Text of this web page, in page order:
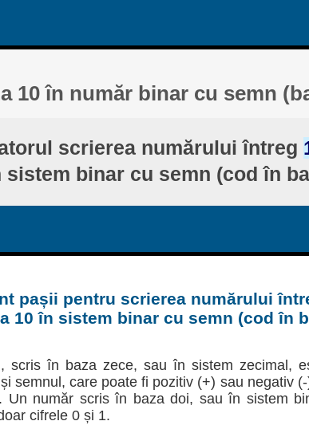
10 în număr binar cu semn
scrierea numărului întreg
sistem binar cu semn (cod în
pașii pentru scrierea numărului
10 în sistem binar cu semn (cod în
scris în baza zece, sau în sistem zecimal,
semnul, care poate fi pozitiv (+) sau negativ
Un număr scris în baza doi, sau în sistem
cifrele 0 și 1.